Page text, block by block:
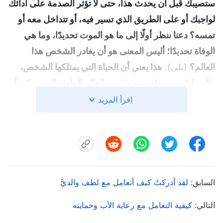
ستصيبك قبل أن يحدث هذا، حتى لا تؤثر الصدمة على أدائك
لواجبك أو على الطريق الذي تسير فيه، أو تتداخل معه أو
تمسه؟ دعنا ننظر أولًا إلى ما هو الموت تحديدًا، وما هي
الوفاة تحديدًا؛ أليس المعنى هو أن يغادر الشخص هذا
العالم؟ (بلى). هذا يعني أن الحياة التي يمتلكها الشخص،
يراه البشر، وتختفي. ثم ينتقل هذا الشخص إلى العيش في
وانتهت. إنهما يعيشان في عالم آخر، في هيئات أخرى. أما
كانا سيعودان إلى هذا العالم، أو يلتقيان بك مرة أخرى، أو
العاطفية معك، فهذا أمر قدّره الله، ولا علاقة لك به.
اقرأ المزيد
السابق: لقد أدركتُ كيف أتعامل مع لطف والديَّ
التالي: كيفية التعامل مع رعاية الأب وحمايته